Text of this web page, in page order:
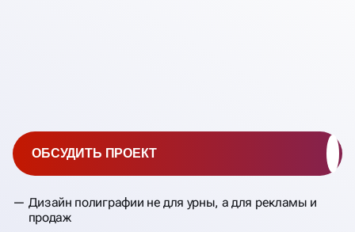
Дизайн полиграфии не для урны, а для рекламы и
продаж
ОБСУДИТЬ ПРОЕКТ